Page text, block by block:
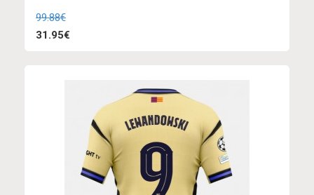
99.88€
31.95€